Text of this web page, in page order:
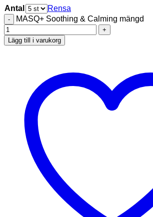
Antal
Rensa
MASQ+ Soothing & Calming mängd
Lägg till i varukorg